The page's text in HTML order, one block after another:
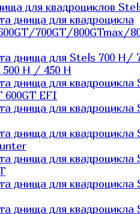
для квадроциклов
днища для квадроцикла
700GT/800GTmax/
днища для Stels 700 H/
H / 450 H
днища для квадроцикла
600GT EFI
днища для квадроцикла
днища для квадроцикла
днища для квадроцикла
днища для квадроцикла
днища для квадроцикла